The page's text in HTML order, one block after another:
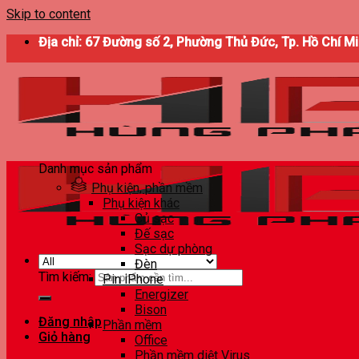
Skip to content
Địa chỉ: 67 Đường số 2, Phường Thủ Đức, Tp. Hồ Chí
Tìm kiếm:
Đăng nhập
Giỏ hàng
Danh mục sản phẩm
Phụ kiện, phần mềm
Phụ kiện khác
Củ sạc
Đế sạc
Sạc dự phòng
Đèn
Pin iPhone
Energizer
Bison
Phần mềm
Office
Phần mềm diệt Virus